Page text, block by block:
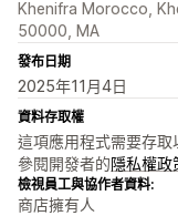
Khenifra Morocco,
50000, MA
發布日期
2025年11月4日
資料存取權
這項應用程式需要存
參閱開發者的隱私權政
檢視員工與協作者資料:
商店擁有人